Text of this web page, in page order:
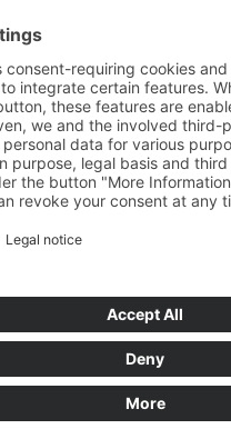
(1)
(1)
(1)
(1)
(1)
(1)
d’assise de BIOSWING
thérapeutiques de BIOSWING
d’entraînement de BIOSWING
légales